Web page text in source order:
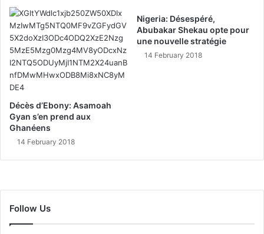
Décès d’Ebony: Asamoah
Gyan s’en prend aux
Ghanéens
14 February 2018
Nigeria: Désespéré,
Abubakar Shekau opte pour
une nouvelle stratégie
14 February 2018
Follow Us